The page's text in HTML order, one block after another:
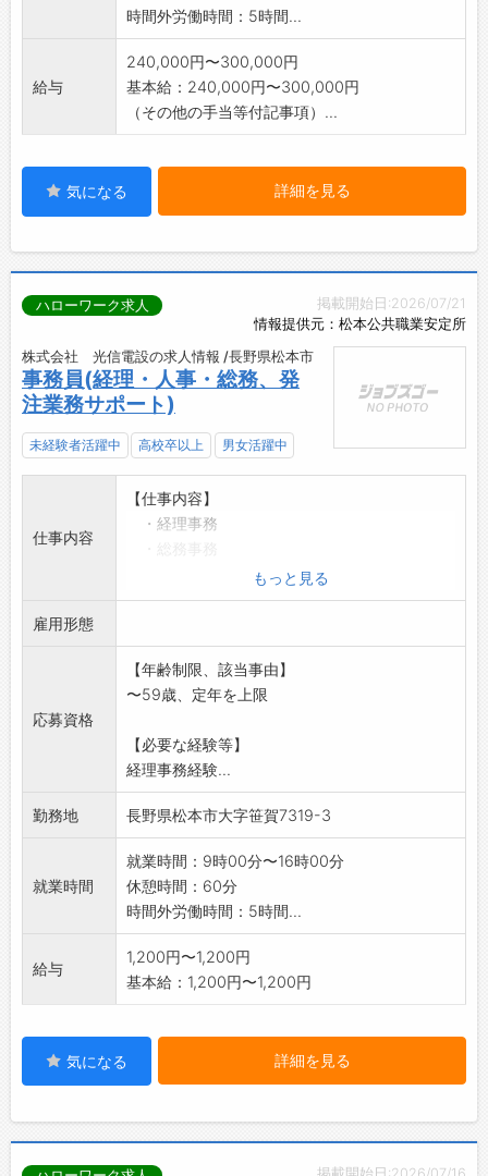
時間外労働時間：5時間...
給与
240,000円〜300,000円
基本給：240,000円〜300,000円
（その他の手当等付記事項）...
気になる 詳細を見る
掲載開始日:2026/07/21
情報提供元：松本公共職業安定所
ハローワーク求人
株式会社 光信電設の求人情報 /長野県松本市
事務員(経理・人事・総務、発
注業務サポート)
未経験者活躍中 高校卒以上 男女活躍中
仕事内容
【仕事内容】
・経理事務
・来客対応、電話応対
「変更範囲:会社の定める業務」
もっと見る
雇用形態
応募資格
【年齢制限、該当事由】
〜59歳、定年を上限
【必要な経験等】
経理事務経験...
勤務地 長野県松本市大字笹賀7319-3
就業時間
就業時間：9時00分〜16時00分
休憩時間：60分
時間外労働時間：5時間...
給与
1,200円〜1,200円
基本給：1,200円〜1,200円
気になる 詳細を見る